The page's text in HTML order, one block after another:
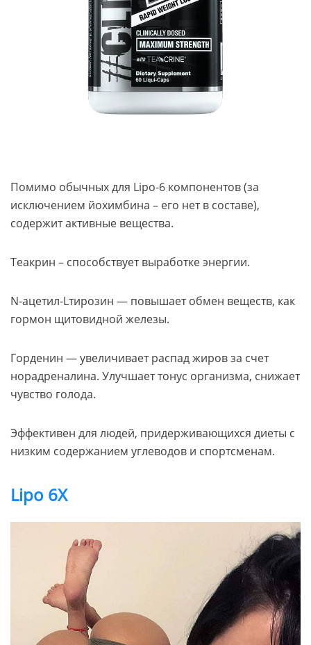
Помимо обычных для Lipo-6 компонентов (за
исключением йохимбина – его нет в составе),
содержит активные вещества.
Теакрин – способствует выработке энергии.
N-ацетил-Lтирозин — повышает обмен веществ, как
гормон щитовидной железы.
Горденин — увеличивает распад жиров за счет
норадреналина. Улучшает тонус организма, снижает
чувство голода.
Эффективен для людей, придерживающихся диеты с
низким содержанием углеводов и спортсменам.
Lipo 6X